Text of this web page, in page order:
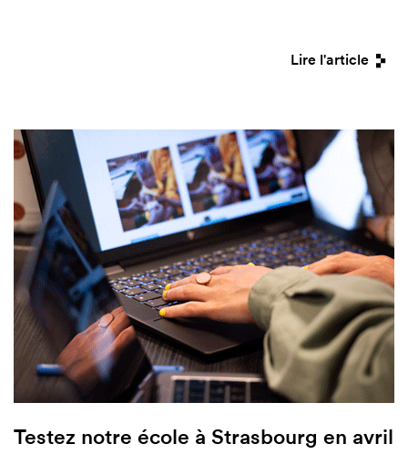
Lire l'article
Testez notre école à Strasbourg en avril